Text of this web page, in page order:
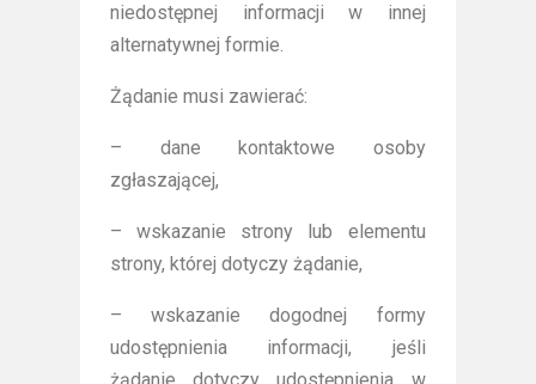
niedostępnej informacji w innej
alternatywnej formie.
Żądanie musi zawierać:
– dane kontaktowe osoby
zgłaszającej,
– wskazanie strony lub elementu
strony, której dotyczy żądanie,
– wskazanie dogodnej formy
udostępnienia informacji, jeśli